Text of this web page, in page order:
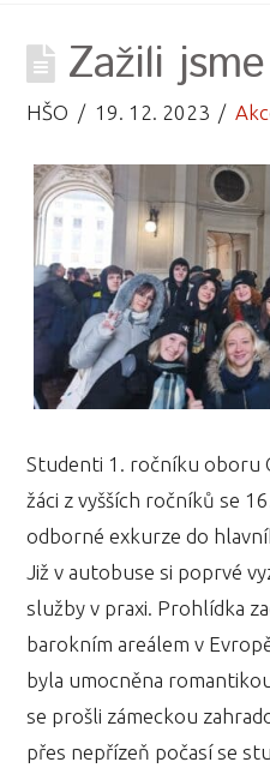
Zažili
HŠO 19. 12. 2023
Studenti 1. ročníku oboru
žáci z vyšších ročníků se
odborné exkurze do
Již v autobuse si poprvé
služby v praxi. Prohlídka
barokním areálem v
byla umocněna
se prošli zámeckou
přes nepřízeň počasí se